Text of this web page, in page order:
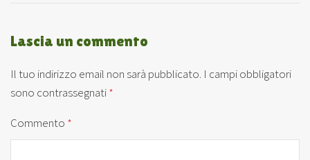
Lascia un commento
Il tuo indirizzo email non sarà pubblicato. I campi obbligatori
sono contrassegnati*
Commento *